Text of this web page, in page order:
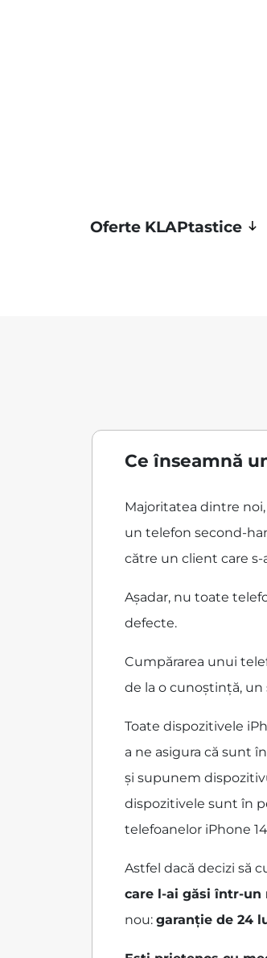
Oferte KLAPtastice
Ce înseamnă
Majoritatea dintre
un telefon second-
către un client care s-
Așadar, nu toate
defecte.
Cumpărarea unui
de la o cunoștință,
Toate dispozitivele
a ne asigura că sunt în
și supunem
dispozitivele sunt în
telefoanelor iPhone
Astfel dacă decizi să
care l-ai găsi într-un
nou: garanție de 24